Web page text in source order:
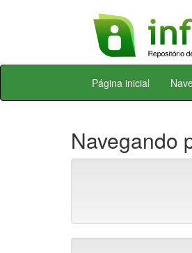
Skip
Página inicial
Navegando